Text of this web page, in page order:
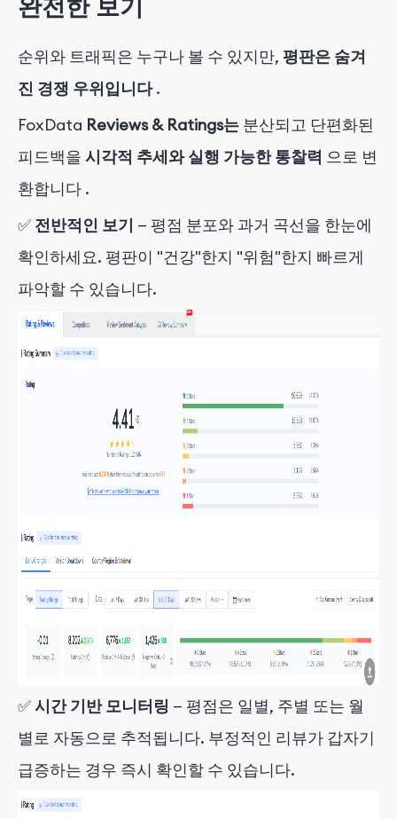
완전한 보기
순위와 트래픽은 누구나 볼 수 있지만, 평판은 숨겨
진 경쟁 우위입니다 .
FoxData Reviews & Ratings는 분산되고 단편화된
피드백을 시각적 추세와 실행 가능한 통찰력 으로 변
환합니다 .
✅ 전반적인 보기 — 평점 분포와 과거 곡선을 한눈에
확인하세요. 평판이 "건강"한지 "위험"한지 빠르게
파악할 수 있습니다.
✅시간 기반 모니터링 — 평점은 일별, 주별 또는 월
별로 자동으로 추적됩니다. 부정적인 리뷰가 갑자기
급증하는 경우 즉시 확인할 수 있습니다.